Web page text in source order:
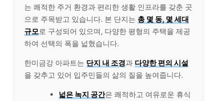
는 쾌적한 주거 환경과 편리한 생활 인프라를 갖춘 곳
으로 주목받고 있습니다. 본 단지는 총 몇 동, 몇 세대
규모 로 구성되어 있으며, 다양한 평형의 주택을 제공
하여 선택의 폭을 넓혔습니다.
한미금강 아파트는 단지 내 조경과 다양한 편의 시설
을 갖추고 있어 입주민들의 삶의 질을 높여줍니다.
넓은 녹지 공간은 쾌적하고 여유로운 휴식